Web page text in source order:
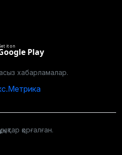
it on
Play
хабарламалар.
қорғалған.